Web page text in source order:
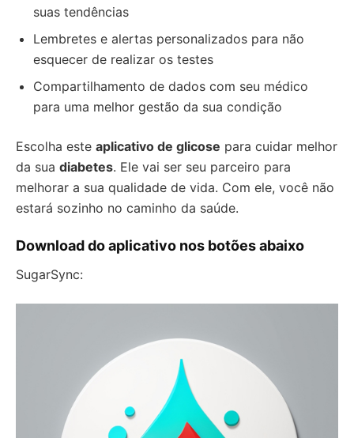
suas tendências
Lembretes e alertas personalizados para não
esquecer de realizar os testes
Compartilhamento de dados com seu médico
para uma melhor gestão da sua condição
Escolha este aplicativo de glicose para cuidar melhor
da sua diabetes. Ele vai ser seu parceiro para
melhorar a sua qualidade de vida. Com ele, você não
estará sozinho no caminho da saúde.
Download do aplicativo nos botões abaixo
SugarSync: